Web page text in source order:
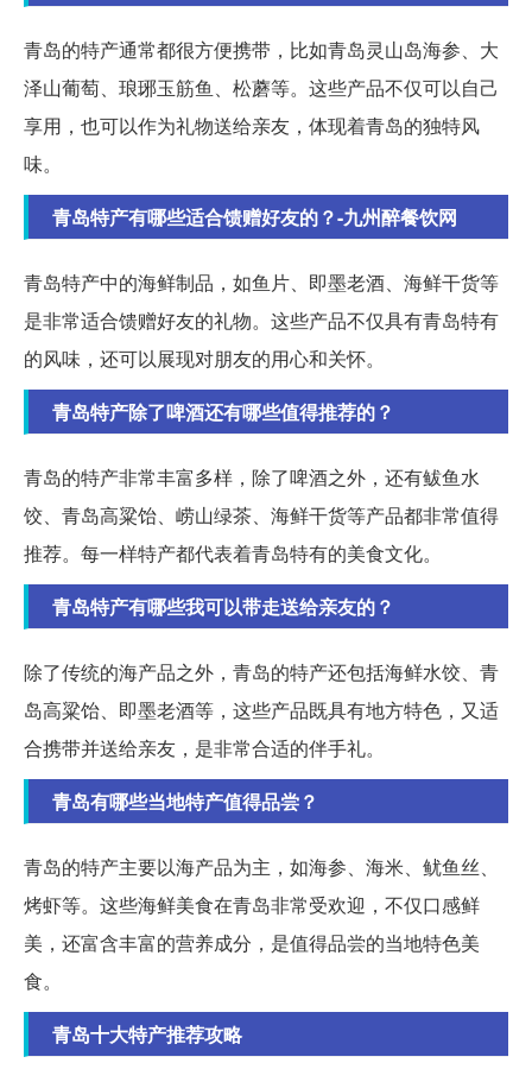
青岛的特产通常都很方便携带，比如青岛灵山岛海参、大
泽山葡萄、琅琊玉筋鱼、松蘑等。这些产品不仅可以自己
享用，也可以作为礼物送给亲友，体现着青岛的独特风
味。
青岛特产有哪些适合馈赠好友的？-九州醉餐饮网
青岛特产中的海鲜制品，如鱼片、即墨老酒、海鲜干货等
是非常适合馈赠好友的礼物。这些产品不仅具有青岛特有
的风味，还可以展现对朋友的用心和关怀。
青岛特产除了啤酒还有哪些值得推荐的？
青岛的特产非常丰富多样，除了啤酒之外，还有鲅鱼水
饺、青岛高粱饴、崂山绿茶、海鲜干货等产品都非常值得
推荐。每一样特产都代表着青岛特有的美食文化。
青岛特产有哪些我可以带走送给亲友的？
除了传统的海产品之外，青岛的特产还包括海鲜水饺、青
岛高粱饴、即墨老酒等，这些产品既具有地方特色，又适
合携带并送给亲友，是非常合适的伴手礼。
青岛有哪些当地特产值得品尝？
青岛的特产主要以海产品为主，如海参、海米、鱿鱼丝、
烤虾等。这些海鲜美食在青岛非常受欢迎，不仅口感鲜
美，还富含丰富的营养成分，是值得品尝的当地特色美
食。
青岛十大特产推荐攻略